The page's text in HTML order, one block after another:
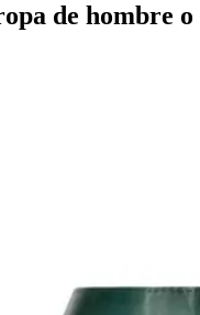
de hombre